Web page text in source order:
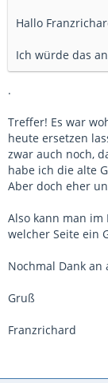
Hallo
Ich würde das
.
Treffer! Es war
heute ersetzen
zwar auch noch,
habe ich die alte
Aber doch eher
Also kann man
welcher Seite ein
Nochmal Dank an
Gruß
Franzrichard